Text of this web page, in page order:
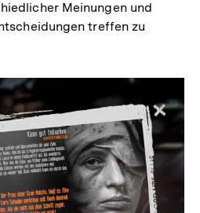
Meinungen und
treffen zu